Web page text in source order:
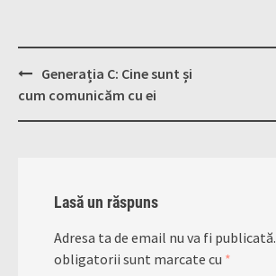
Post
navigation
Generația C: Cine sunt și
cum comunicăm cu ei
Lasă un răspuns
Adresa ta de email nu va fi publicată.
obligatorii sunt marcate cu *